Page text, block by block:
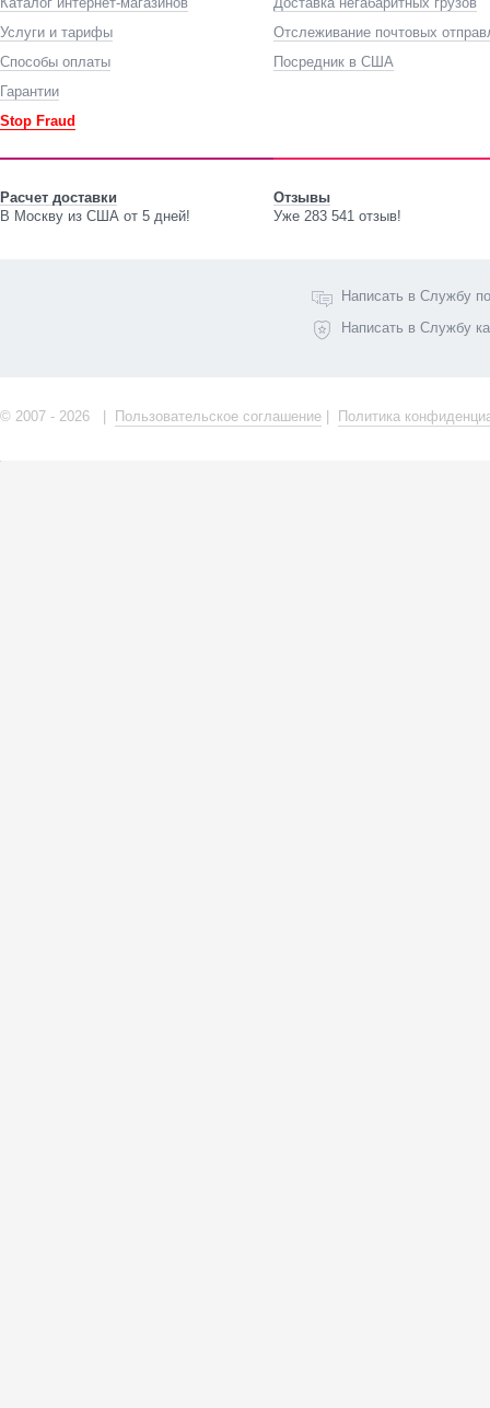
Услуги и тарифы
Способы оплаты
Гарантии
Stop Fraud
Отслеживание почтовых
Посредник в США
Расчет доставки
В Москву из США от 5 дней!
Отзывы
Уже 283 541 отзыв!
Написать в Службу
Написать в Службу
© 2007 - 2026 | Пользовательское соглашение Политика